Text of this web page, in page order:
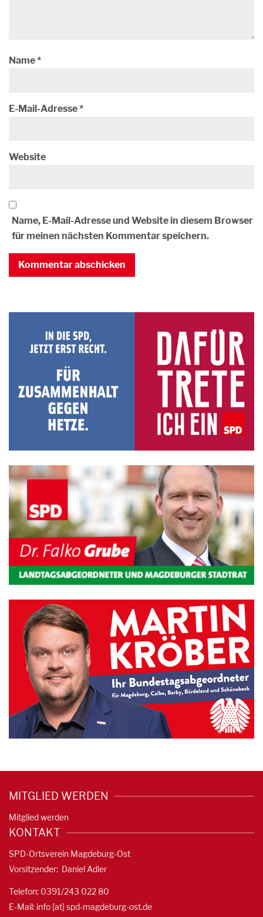
Name*
E-Mail-Adresse*
Website
Name, E-Mail-Adresse und Website in diesem Browser
für meinen nächsten Kommentar speichern.
MITGLIED WERDEN
Mitglied werden
KONTAKT
SPD-Ortsverein Magdeburg-Ost
Vorsitzender: Daniel Adler
Telefon: 0391/243 022 80
E-Mail: info [at] spd-magdeburg-ost.de